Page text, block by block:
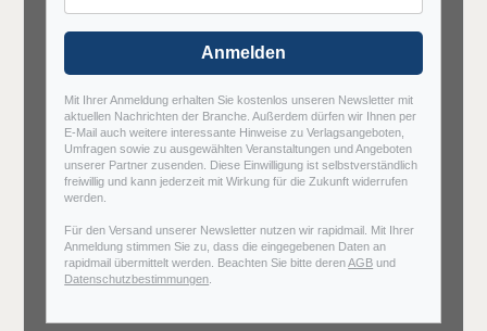
Anmelden
Mit Ihrer Anmeldung erhalten Sie kostenlos unseren Newsletter mit
aktuellen Nachrichten der Branche. Außerdem dürfen wir Ihnen per
E-Mail auch weitere interessante Hinweise zu Verlagsangeboten,
Umfragen sowie zu ausgewählten Veranstaltungen und Angeboten
unserer Partner zusenden. Diese Einwilligung ist selbstverständlich
freiwillig und kann jederzeit mit Wirkung für die Zukunft widerrufen
werden.
Für den Versand unserer Newsletter nutzen wir rapidmail. Mit Ihrer
Anmeldung stimmen Sie zu, dass die eingegebenen Daten an
rapidmail übermittelt werden. Beachten Sie bitte derenAGB und
Datenschutzbestimmungen